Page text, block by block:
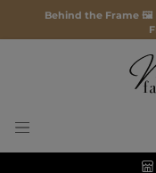
Behind the Frame 🖼️